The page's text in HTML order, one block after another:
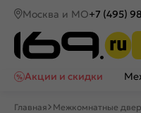
Москва и МО+7 (495)
Акции и скидки
Главная Межкомнатные